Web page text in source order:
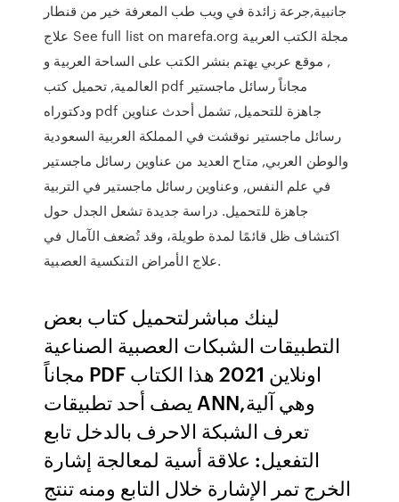
جانبية,جرعة زائدة في ويب طب المعرفة خير من قنطار
علاج See full list on marefa.org مجلة الكتب العربية
, موقع عربي يهتم بنشر الكتب على الساحة العربية و
العالمية, تحميل كتب pdf مجاناً رسائل ماجستير
ودكتوراه pdf جاهزة للتحميل, تشمل أحدث عناوين
رسائل ماجستير نوقشت في المملكة العربية السعودية
والوطن العربي, متاح العديد من عناوين رسائل ماجستير
في علم النفس, وعناوين رسائل ماجستير في التربية
جاهزة للتحميل. دراسة جديدة تشعل الجدل حول
اكتشاف ظل قائمًا لمدة طويلة، وقد تُضعف الآمال في
علاج الأمراض التنكسية العصبية.
لينك مباشرلتحميل كتاب بعض
التطبيقات الشبكات العصبية الصناعية
مجاناً PDF اونلاين 2021 هذا الكتاب
يصف أحد تطبيقات ANN,وهي آلية
تعرف الشبكة الاحرف بالدخل تابع
التفعيل: علاقة أسية لمعالجة إشارة
الخرج تمر الإشارة خلال التابع ومنه تنتج